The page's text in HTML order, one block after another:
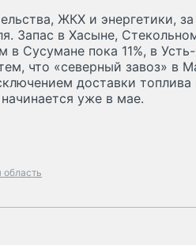
ЖКХ и энергетики,
Запас в Хасыне,
в Сусумане пока 11%, в
что «северный завоз» в
доставки
уже в мае.
область